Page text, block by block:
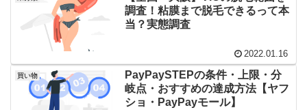
調査！粘膜まで脱毛できるって本
当？実態調査
2022.01.16
買い物
PayPaySTEPの条件・上限・分
岐点・おすすめの達成方法【ヤフ
ショ・PayPayモール】